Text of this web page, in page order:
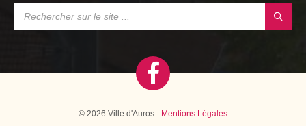
© 2026 Ville d'Auros - Mentions Légales